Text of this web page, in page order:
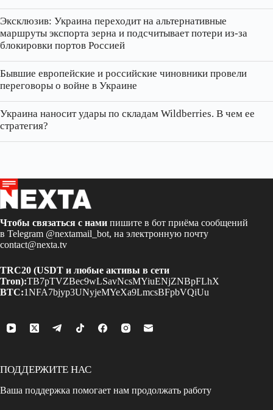
Эксклюзив: Украина переходит на альтернативные
маршруты экспорта зерна и подсчитывает потери из‑за
блокировки портов Россией
Бывшие европейские и российские чиновники провели
переговоры о войне в Украине
Украина наносит удары по складам Wildberries. В чем ее
стратегия?
Чтобы связаться с нами пишите в бот приёма сообщений
в Telegram @nextamail_bot, на электронную почту
contact@nexta.tv
TRC20 (USDT и любые активы в сети
Tron):TB7pTVZBec9wLSavNcsMYiuENjZNBpFLhX
BTC:1NFA7bjyp3UNyjeMYeXa9LmcsBFpbVQiUu
ПОДДЕРЖИТЕ НАС
Ваша поддержка помогает нам продолжать работу